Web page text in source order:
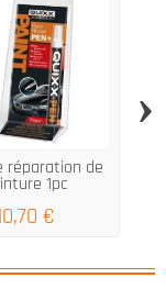
réparation de
1pc
€
›